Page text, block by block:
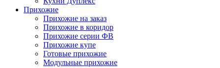
Прихожие
Прихожие на заказ
Прихожие в коридор
Прихожие серии ФВ
Прихожие купе
Готовые прихожие
Модульные прихожие